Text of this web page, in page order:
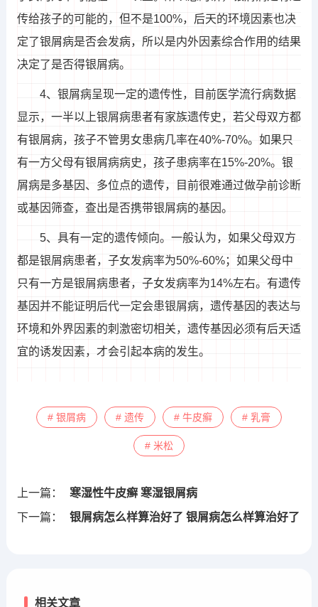
传给孩子的可能的，但不是100%，后天的环境因素也决
定了银屑病是否会发病，所以是内外因素综合作用的结果
决定了是否得银屑病。
4、银屑病呈现一定的遗传性，目前医学流行病数据
显示，一半以上银屑病患者有家族遗传史，若父母双方都
有银屑病，孩子不管男女患病几率在40%-70%。如果只
有一方父母有银屑病病史，孩子患病率在15%-20%。银
屑病是多基因、多位点的遗传，目前很难通过做孕前诊断
或基因筛查，查出是否携带银屑病的基因。
5、具有一定的遗传倾向。一般认为，如果父母双方
都是银屑病患者，子女发病率为50%-60%；如果父母中
只有一方是银屑病患者，子女发病率为14%左右。有遗传
基因并不能证明后代一定会患银屑病，遗传基因的表达与
环境和外界因素的刺激密切相关，遗传基因必须有后天适
宜的诱发因素，才会引起本病的发生。
# 银屑病 # 遗传 # 牛皮癣 # 乳膏
# 米松
上一篇：
寒湿性牛皮癣 寒湿银屑病
下一篇：
银屑病怎么样算治好了 银屑病怎么样算治好了
相关文章